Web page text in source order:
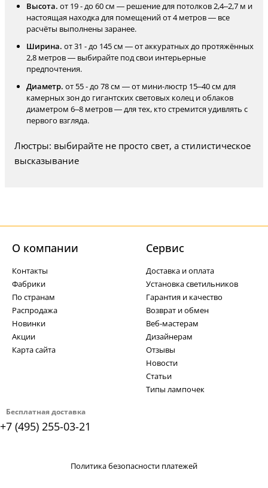
Высота. от 19 - до 60 см — решение для потолков 2,4–2,7 м и
настоящая находка для помещений от 4 метров — все
расчёты выполнены заранее.
Ширина. от 31 - до 145 см — от аккуратных до протяжённых
2,8 метров — выбирайте под свои интерьерные
предпочтения.
Диаметр. от 55 - до 78 см — от мини-люстр 15–40 см для
камерных зон до гигантских световых колец и облаков
диаметром 6–8 метров — для тех, кто стремится удивлять с
первого взгляда.
Люстры: выбирайте не просто свет, а стилистическое
высказывание
Бесплатная доставка
+7 (495) 255-03-21
О компании
Контакты
Фабрики
По странам
Распродажа
Новинки
Акции
Карта сайта
Cервис
Доставка и оплата
Установка светильников
Гарантия и качество
Возврат и обмен
Веб-мастерам
Дизайнерам
Отзывы
Новости
Статьи
Типы лампочек
Политика безопасности платежей